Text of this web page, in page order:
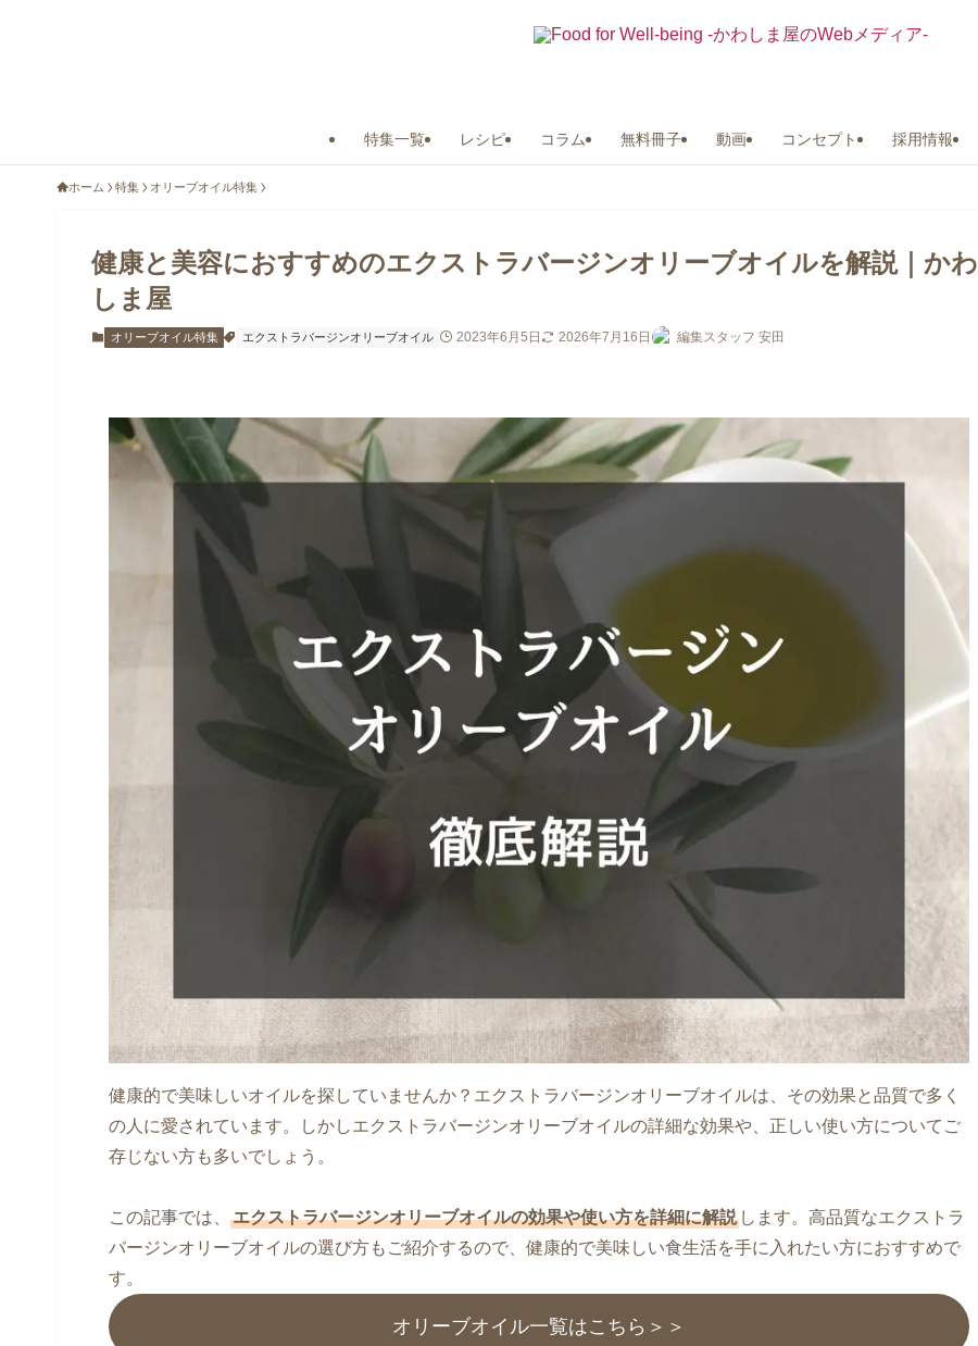
特集一覧 レシピ コラム 無料冊子 動画 コンセプト 採用情報
ホーム 特集 オリーブオイル特集
健康と美容におすすめのエクストラバージンオリーブオイルを解説｜かわ
しま屋
オリーブオイル特集 エクストラバージンオリーブオイル 2023年6月5日 2026年7月16日 編集スタッフ 安田
健康的で美味しいオイルを探していませんか？エクストラバージンオリーブオイルは、その効果と品質で多く
の人に愛されています。しかしエクストラバージンオリーブオイルの詳細な効果や、正しい使い方についてご
存じない方も多いでしょう。
この記事では、 エクストラバージンオリーブオイルの効果や使い方を詳細に解説 します。高品質なエクストラ
バージンオリーブオイルの選び方もご紹介するので、健康的で美味しい食生活を手に入れたい方におすすめで
す。
オリーブオイル一覧はこちら＞＞